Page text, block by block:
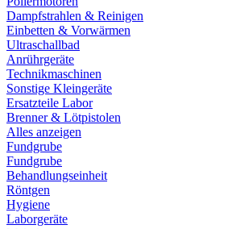
Dampfstrahlen & Reinigen
Einbetten & Vorwärmen
Ultraschallbad
Anrührgeräte
Technikmaschinen
Sonstige Kleingeräte
Ersatzteile Labor
Brenner & Lötpistolen
Alles anzeigen
Fundgrube
Fundgrube
Behandlungseinheit
Röntgen
Hygiene
Laborgeräte